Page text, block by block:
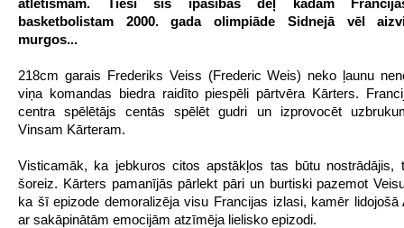
atlētismam. Tieši šīs īpašības dēļ kādam
basketbolistam 2000. gada olimpiāde Sidnejā vēl
murgos...
218cm garais Frederiks Veiss (Frederic Weis) neko ļaunu
viņa komandas biedra raidīto piespēli pārtvēra Kārters.
centra spēlētājs centās spēlēt gudri un izprovocēt
Vinsam Kārteram.
Visticamāk, ka jebkuros citos apstākļos tas būtu nostrādājis,
šoreiz. Kārters pamanījās pārlekt pāri un burtiski pazemot
ka šī epizode demoralizēja visu Francijas izlasi, kamēr lidojošā
ar sakāpinātām emocijām atzīmēja lielisko epizodi.